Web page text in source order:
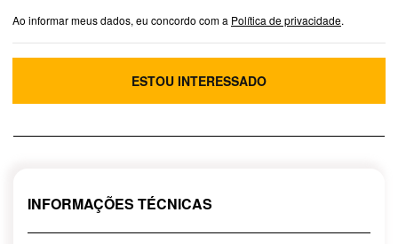
Ao informar meus dados, eu concordo com a Política de privacidade.
ESTOU INTERESSADO
INFORMAÇÕES TÉCNICAS